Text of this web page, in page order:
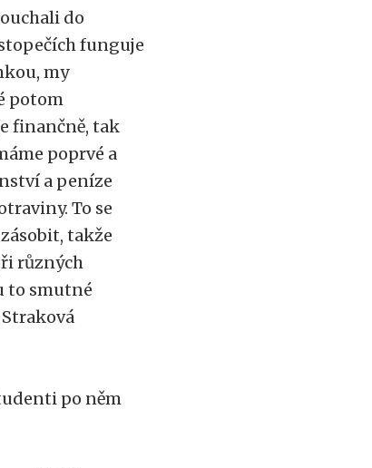
do
funguje
my
potom
finančně, tak
poprvé a
a peníze
To se
takže
různých
to smutné
po něm